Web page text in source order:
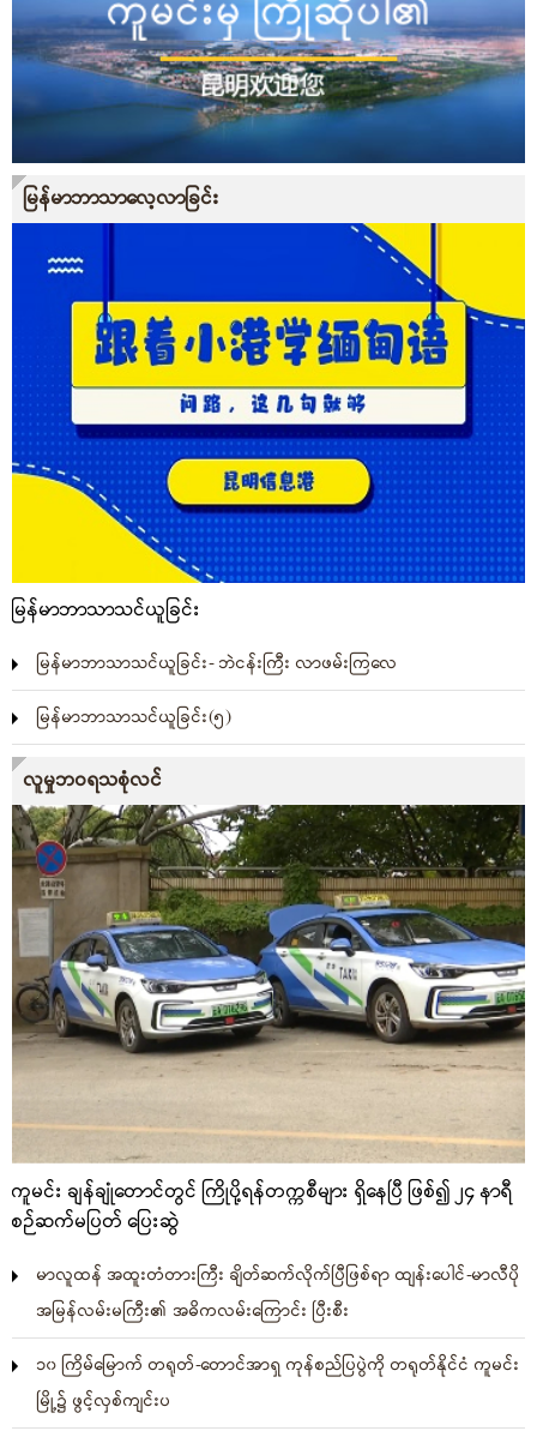
မြန်မာဘာသာလေ့လာခြင်း
မြန်မာဘာသာသင်ယူခြင်း
မြန်မာဘာသာသင်ယူခြင်း- ဘဲငန်းကြီး လာဖမ်းကြလေ
မြန်မာဘာသာသင်ယူခြင်း(၅)
လူမှုဘဝရသစုံလင်
ကူမင်း ချန်ချုံတောင်တွင် ကြိုပို့ရန်တက္ကစီများ ရှိနေပြီ ဖြစ်၍ ၂၄ နာရီ
စဉ်ဆက်မပြတ် ပြေးဆွဲ
မာလူထန် အထူးတံတားကြီး ချိတ်ဆက်လိုက်ပြီဖြစ်ရာ ထျန်းပေါင်-မာလီပို
အမြန်လမ်းမကြီး၏ အဓိကလမ်းကြောင်း ပြီးစီး
၁၀ ကြိမ်မြောက် တရုတ်-တောင်အာရှ ကုန်စည်ပြပွဲကို တရုတ်နိုင်ငံ ကူမင်း
မြို့၌ ဖွင့်လှစ်ကျင်းပ